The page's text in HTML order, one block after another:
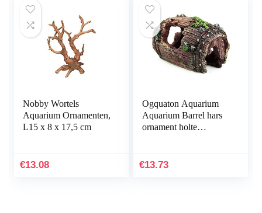
Nobby Wortels
Aquarium Ornamenten,
L15 x 8 x 17,5 cm
€13.08
Ogquaton Aquarium
Aquarium Barrel hars
ornament holte
onderwater decoratie
€13.73